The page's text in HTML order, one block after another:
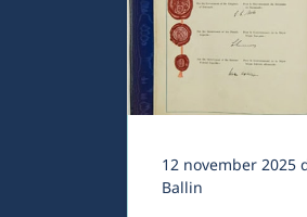
12 november 2025
Ballin